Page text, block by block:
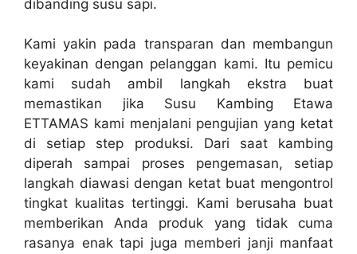
dibanding susu sapi.
Kami yakin pada transparan dan membangun
keyakinan dengan pelanggan kami. Itu pemicu
kami sudah ambil langkah ekstra buat
memastikan jika Susu Kambing Etawa
ETTAMAS kami menjalani pengujian yang ketat
di setiap step produksi. Dari saat kambing
diperah sampai proses pengemasan, setiap
langkah diawasi dengan ketat buat mengontrol
tingkat kualitas tertinggi. Kami berusaha buat
memberikan Anda produk yang tidak cuma
rasanya enak tapi juga memberi janji manfaat